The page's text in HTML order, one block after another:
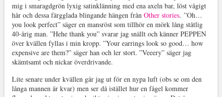
mig i smaragdgrön lyxig satinklänning med ena axeln bar, löst vågigt
hår och dessa färgglada blingande hängen från Other stories. ”Oh…
you look perfect” säger en mansröst som tillhör en mörk lång ståtlig
40-årig man. ”Hehe thank you” svarar jag snällt och känner PEPPEN
över kvällen fyllas i min kropp. ”Your earrings look so good… how
expensive are them?” säger han och ler stort. ”Veeery” säger jag
skämtsamt och nickar överdrivande.
Lite senare under kvällen går jag ut för en nypa luft (obs se om den
långa mannen är kvar) men ser då istället hur en fågel kommer